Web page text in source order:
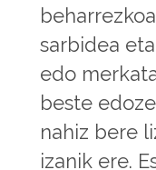
sarbidea
edo
beste
nahiz bere
izanik ere.